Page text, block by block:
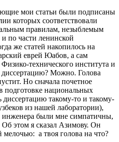
мои статьи были подписаны
которых соответствовали
правилам, незыблемым
по части ленинской
же статей накопилось на
еврей Юабов, а сам
технического института и
Можно. Голова
Но сначала почетное
подготовке национальных
такому-то и такому-
из нашей лаборатории),
были мне симпатичны,
Об этом я сказал Азимову. Он
мелочью: а твоя голова на что?